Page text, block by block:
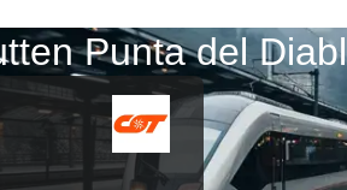
Punta del